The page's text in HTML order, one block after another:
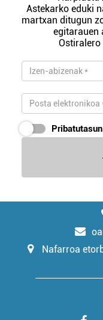
Astekarko eduki
martxan ditugun
egitarauen
Ostiralero
Nafarroa